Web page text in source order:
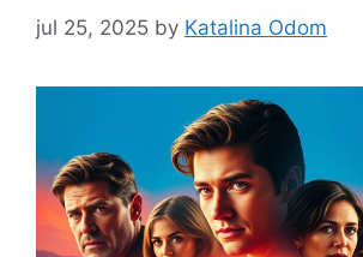
jul 25, 2025 by Katalina Odom